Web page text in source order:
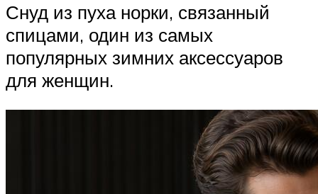
Снуд из пуха норки, связанный
спицами, один из самых
популярных зимних аксессуаров
для женщин.